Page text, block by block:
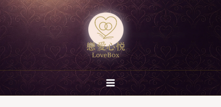
跳
至
主
要
內